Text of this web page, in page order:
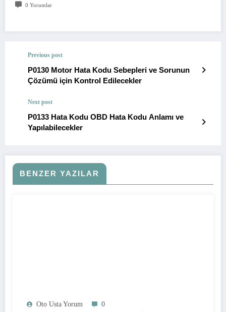
0 Yorumlar
Previous post
P0130 Motor Hata Kodu Sebepleri ve Sorunun
Çözümü için Kontrol Edilecekler
Next post
P0133 Hata Kodu OBD Hata Kodu Anlamı ve
Yapılabilecekler
BENZER YAZILAR
Oto Usta Yorum 0